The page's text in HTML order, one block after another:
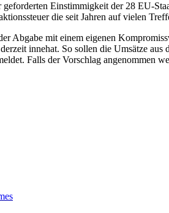
Einstimmigkeit der 28 EU-
die seit Jahren auf vielen
Abgabe mit einem eigenen
innehat. So sollen die Umsätze
Falls der Vorschlag angenommen